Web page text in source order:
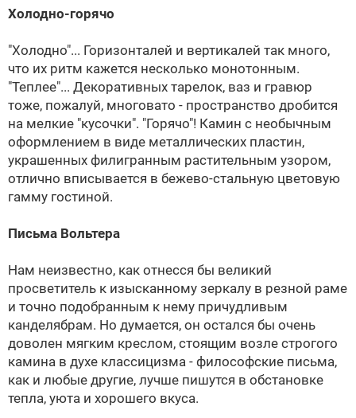
Холодно-горячо
"Холодно"... Горизонталей и вертикалей так много,
что их ритм кажется несколько монотонным.
"Теплее"... Декоративных тарелок, ваз и гравюр
тоже, пожалуй, многовато - пространство дробится
на мелкие "кусочки". "Горячо"! Камин с необычным
оформлением в виде металлических пластин,
украшенных филигранным растительным узором,
отлично вписывается в бежево-стальную цветовую
гамму гостиной.
Письма Вольтера
Нам неизвестно, как отнесся бы великий
просветитель к изысканному зеркалу в резной раме
и точно подобранным к нему причудливым
канделябрам. Но думается, он остался бы очень
доволен мягким креслом, стоящим возле строгого
камина в духе классицизма - философские письма,
как и любые другие, лучше пишутся в обстановке
тепла, уюта и хорошего вкуса.